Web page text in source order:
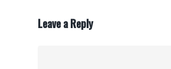
Leave a Reply